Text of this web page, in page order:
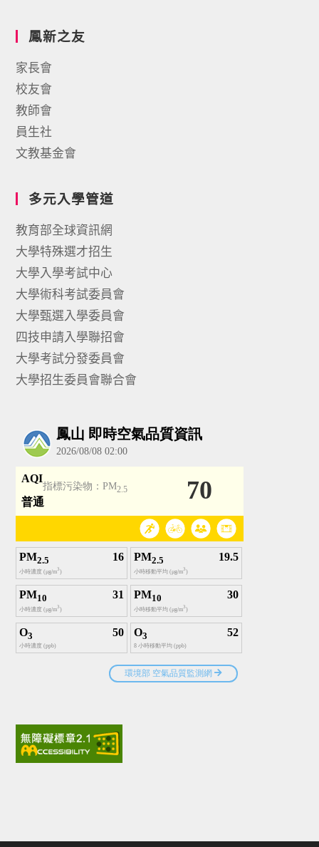
鳳新之友
家長會
校友會
教師會
員生社
文教基金會
多元入學管道
教育部全球資訊網
大學特殊選才招生
大學入學考試中心
大學術科考試委員會
大學甄選入學委員會
四技申請入學聯招會
大學考試分發委員會
大學招生委員會聯合會